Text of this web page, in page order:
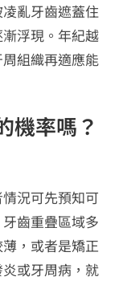
亂牙齒遮蓋住
浮現。年紀越
組織再適應能
機率嗎？
況可先預知可
齒重疊區域多
，或者是矯正
或牙周病，就